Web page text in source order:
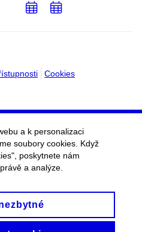
Cookies
PřidatPřidat
a k personalizaci
soubory cookies. Když
poskytnete nám
a analýze.